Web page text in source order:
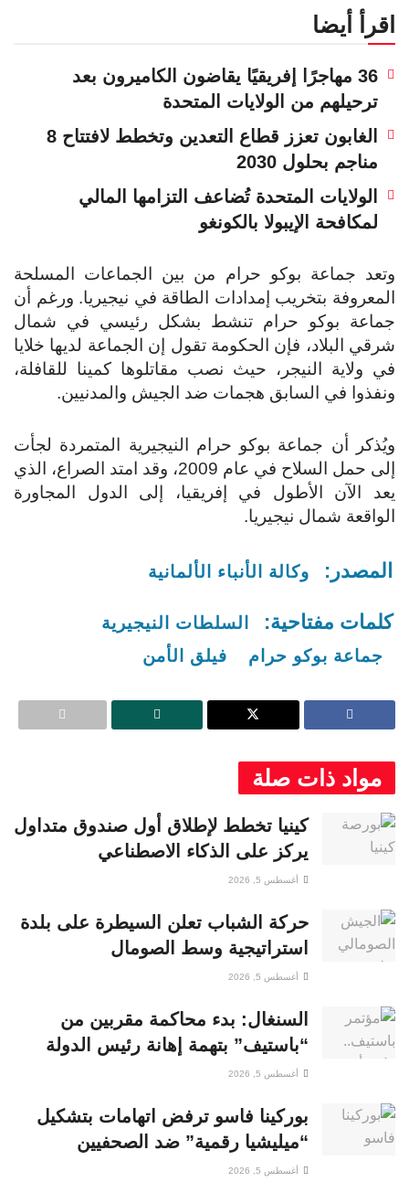
اقرأ أيضا
36 مهاجرًا إفريقيًا يقاضون الكاميرون بعد
ترحيلهم من الولايات المتحدة
الغابون تعزز قطاع التعدين وتخطط لافتتاح 8
مناجم بحلول 2030
الولايات المتحدة تُضاعف التزامها المالي
لمكافحة الإيبولا بالكونغو
وتعد جماعة بوكو حرام من بين الجماعات المسلحة
المعروفة بتخريب إمدادات الطاقة في نيجيريا. ورغم أن
جماعة بوكو حرام تنشط بشكل رئيسي في شمال
شرقي البلاد، فإن الحكومة تقول إن الجماعة لديها خلايا
في ولاية النيجر، حيث نصب مقاتلوها كمينا للقافلة،
ونفذوا في السابق هجمات ضد الجيش والمدنيين.
ويُذكر أن جماعة بوكو حرام النيجيرية المتمردة لجأت
إلى حمل السلاح في عام 2009، وقد امتد الصراع، الذي
يعد الآن الأطول في إفريقيا، إلى الدول المجاورة
الواقعة شمال نيجيريا.
المصدر: وكالة الأنباء الألمانية
كلمات مفتاحية:
السلطات النيجيرية
جماعة بوكو حرام
فيلق الأمن
مواد ذات صلة
كينيا تخطط لإطلاق أول صندوق متداول
يركز على الذكاء الاصطناعي
أغسطس 5, 2026
حركة الشباب تعلن السيطرة على بلدة
استراتيجية وسط الصومال
أغسطس 5, 2026
السنغال: بدء محاكمة مقربين من
“باستيف” بتهمة إهانة رئيس الدولة
أغسطس 5, 2026
بوركينا فاسو ترفض اتهامات بتشكيل
“ميليشيا رقمية” ضد الصحفيين
أغسطس 5, 2026